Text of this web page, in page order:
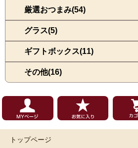
厳選おつまみ(54)
グラス(5)
ギフトボックス(11)
その他(16)
トップページ